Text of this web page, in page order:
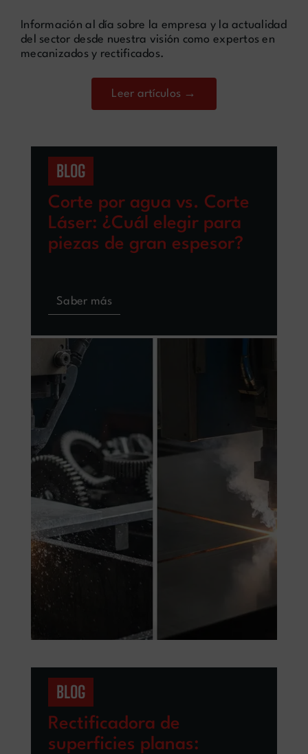
Información al día sobre la empresa y la actualidad
del sector desde nuestra visión como expertos en
mecanizados y rectificados.
Leer artículos →
BLOG
Corte por agua vs. Corte
Láser: ¿Cuál elegir para
piezas de gran espesor?
Saber más
BLOG
Rectificadora de
superficies planas: